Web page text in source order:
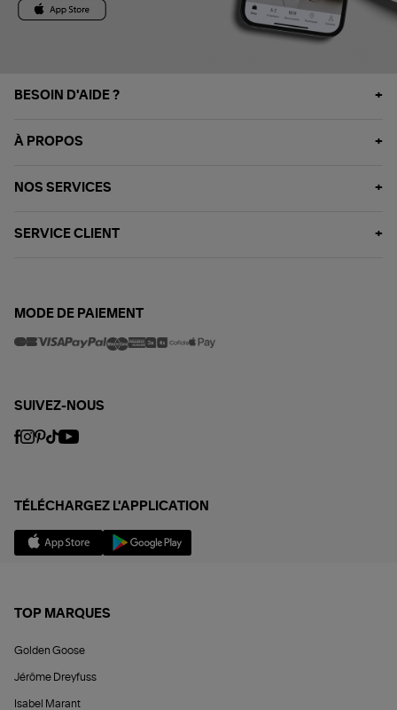
BESOIN D'AIDE ?
À PROPOS
NOS SERVICES
SERVICE CLIENT
MODE DE PAIEMENT
SUIVEZ-NOUS
TÉLÉCHARGEZ L'APPLICATION
TOP MARQUES
Golden Goose
Jérôme Dreyfuss
Isabel Marant